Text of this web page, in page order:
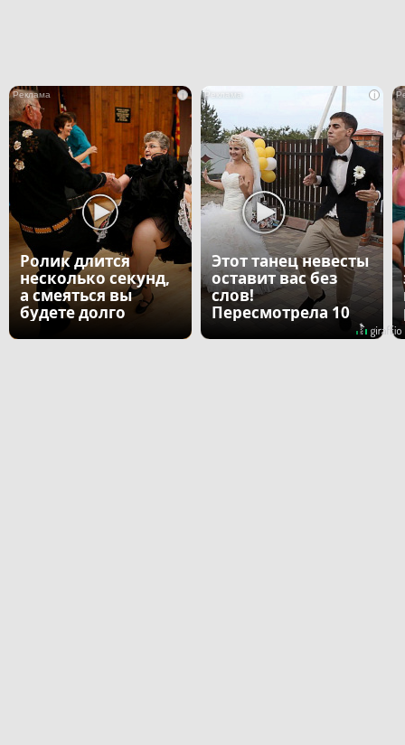
i
Ролик длится
несколько секунд,
а смеяться вы
будете долго
i
Этот танец невесты
оставит вас без
слов!
Пересмотрела 10